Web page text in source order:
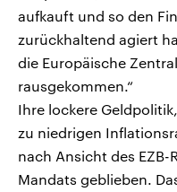
aufkauft und so den
zurückhaltend agiert
die Europäische
rausgekommen.“
Ihre lockere
zu niedrigen
nach Ansicht des EZB-
Mandats geblieben.